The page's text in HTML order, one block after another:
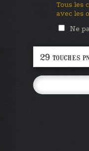
Tous les
avec les
Ne